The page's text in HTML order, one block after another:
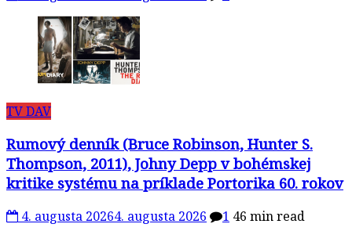
TV DAV
Rumový denník (Bruce Robinson, Hunter S.
Thompson, 2011), Johny Depp v bohémskej
kritike systému na príklade Portorika 60. rokov
4. augusta 20264. augusta 2026 1 46 min read